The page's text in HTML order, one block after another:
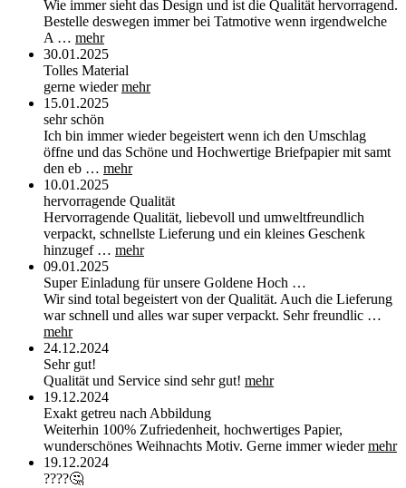
Wie immer sieht das Design und ist die Qualität hervorragend.
Bestelle deswegen immer bei Tatmotive wenn irgendwelche
A … mehr
30.01.2025
Tolles Material
gerne wiedermehr
15.01.2025
sehr schön
Ich bin immer wieder begeistert wenn ich den Umschlag
öffne und das Schöne und Hochwertige Briefpapier mit samt
den eb … mehr
10.01.2025
hervorragende Qualität
Hervorragende Qualität, liebevoll und umweltfreundlich
verpackt, schnellste Lieferung und ein kleines Geschenk
hinzugef … mehr
09.01.2025
Super Einladung für unsere Goldene Hoch …
Wir sind total begeistert von der Qualität. Auch die Lieferung
war schnell und alles war super verpackt. Sehr freundlic …
mehr
24.12.2024
Sehr gut!
Qualität und Service sind sehr gut! mehr
19.12.2024
Exakt getreu nach Abbildung
Weiterhin 100% Zufriedenheit, hochwertiges Papier,
wunderschönes Weihnachts Motiv. Gerne immer wiedermehr
19.12.2024
????🤔